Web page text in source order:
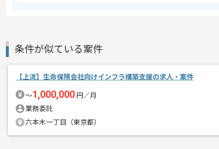
基本的には一部リモート作業を見込んで
条件が似ている案件
【上流】生命保険会社向けインフラ構築支援の求人・案件
〜1,000,000 円／月
業務委託
六本木一丁目（東京都）